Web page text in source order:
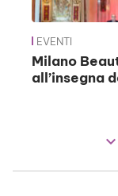
EVENTI
Milano
all’insegna
keyboard_arrow_down